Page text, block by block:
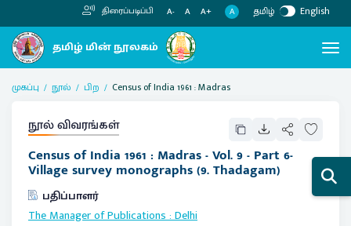
திரைப்படிப்பி A- A A+ A தமிழ் English
முகப்பு நூல் பிற Census of India 1961 : Madras
நூல் விவரங்கள்
Census of India 1961 : Madras - Vol. 9 - Part 6-
Village survey monographs (9. Thadagam)
பதிப்பாளர்
The Manager of Publications:Delhi